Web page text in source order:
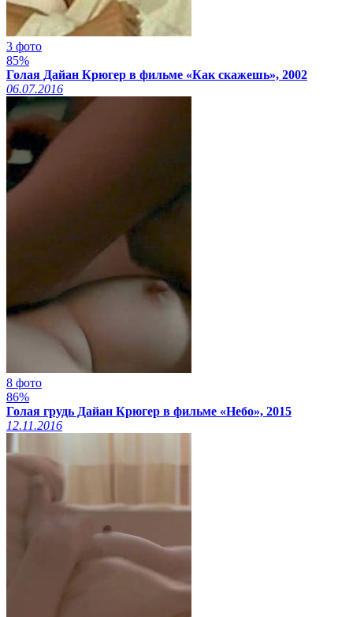
3 фото
85%
Голая Дайан Крюгер в фильме «Как скажешь», 2002
06.07.2016
8 фото
86%
Голая грудь Дайан Крюгер в фильме «Небо», 2015
12.11.2016